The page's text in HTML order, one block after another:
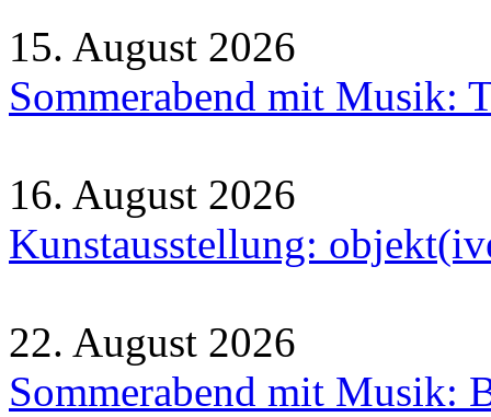
15. August 2026
Sommerabend mit Musik:
16. August 2026
Kunstausstellung:
22. August 2026
Sommerabend mit Musik: